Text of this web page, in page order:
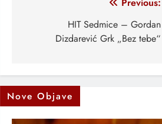
članakaHIT Sedmice – Gordan
Dizdarević Grk „Bez tebe“
Nove Objave